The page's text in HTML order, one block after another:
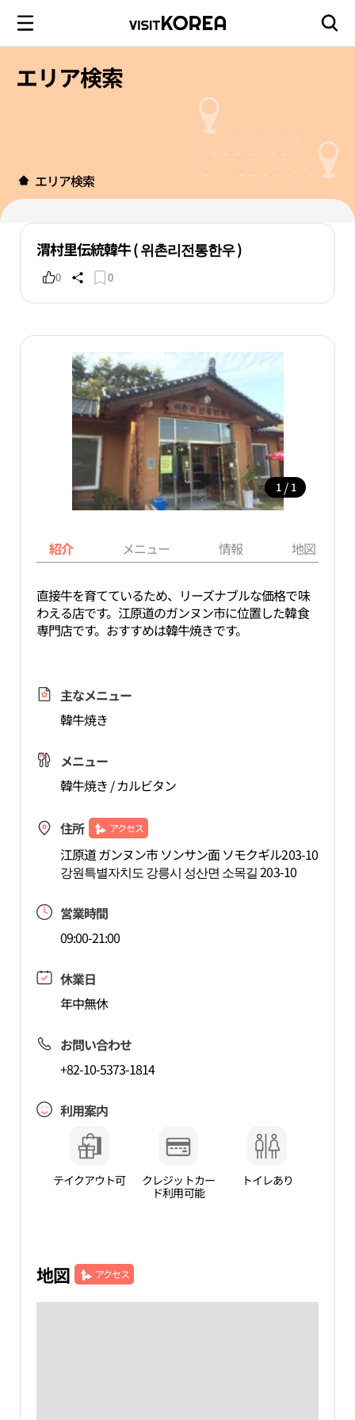
エリア検索
エリア検索
渭村里伝統韓牛 ( 위촌리전통한우 )
0 0
1 / 1
紹介 メニュー 情報 地図
直接牛を育てているため、リーズナブルな価格で味
わえる店です。江原道のガンヌン市に位置した韓食
専門店です。おすすめは韓牛焼きです。
主なメニュー
韓牛焼き
メニュー
韓牛焼き / カルビタン
住所 アクセス
江原道 ガンヌン市 ソンサン面 ソモクギル203-10
강원특별자치도 강릉시 성산면 소목길 203-10
営業時間
09:00-21:00
休業日
年中無休
お問い合わせ
+82-10-5373-1814
利用案内
テイクアウト可
クレジットカー
ド利用可能
トイレあり
地図 アクセス